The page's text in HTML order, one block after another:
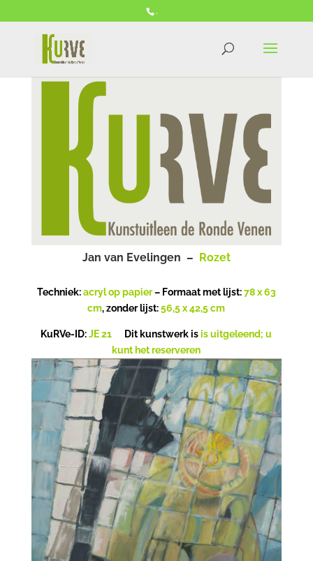
.
Jan van Evelingen – Rozet
Techniek:acryl op papier– Formaat met lijst:78 x 63
cm, zonder lijst:56,5 x 42,5 cm
KuRVe-ID:JE 21 Dit kunstwerk isis uitgeleend; u
kunt het reserveren